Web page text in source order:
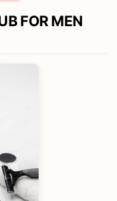
FOR MEN